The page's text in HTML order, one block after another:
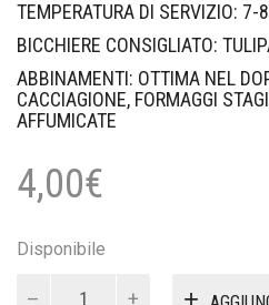
TEMPERATURA DI SERVIZIO: 7-
BICCHIERE CONSIGLIATO:
ABBINAMENTI: OTTIMA NEL
CACCIAGIONE, FORMAGGI
AFFUMICATE
4,00€
Disponibile